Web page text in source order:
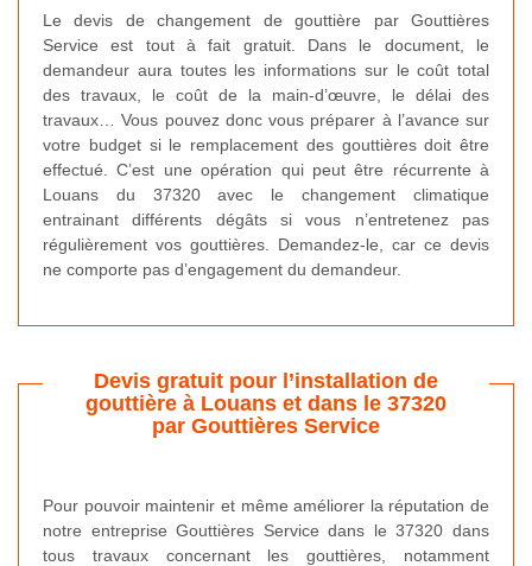
Le devis de changement de gouttière par Gouttières
Service est tout à fait gratuit. Dans le document, le
demandeur aura toutes les informations sur le coût total
des travaux, le coût de la main-d’œuvre, le délai des
travaux… Vous pouvez donc vous préparer à l’avance sur
votre budget si le remplacement des gouttières doit être
effectué. C’est une opération qui peut être récurrente à
Louans du 37320 avec le changement climatique
entrainant différents dégâts si vous n’entretenez pas
régulièrement vos gouttières. Demandez-le, car ce devis
ne comporte pas d’engagement du demandeur.
Devis gratuit pour l’installation de
gouttière à Louans et dans le 37320
par Gouttières Service
Pour pouvoir maintenir et même améliorer la réputation de
notre entreprise Gouttières Service dans le 37320 dans
tous travaux concernant les gouttières, notamment